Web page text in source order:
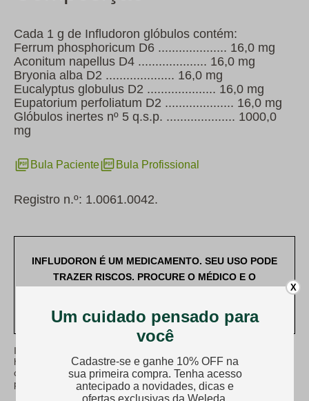
Cada 1 g de Infludoron glóbulos contém:
Ferrum phosphoricum D6 .................... 16,0 mg
Aconitum napellus D4 .................... 16,0 mg
Bryonia alba D2 .................... 16,0 mg
Eucalyptus globulus D2 .................... 16,0 mg
Eupatorium perfoliatum D2 .................... 16,0 mg
Glóbulos inertes nº 5 q.s.p. .................... 1000,0
mg
Bula Paciente Bula Profissional
Registro n.º: 1.0061.0042.
INFLUDORON É UM MEDICAMENTO. SEU USO PODE
TRAZER RISCOS. PROCURE O MÉDICO E O
SINTOMAS, O MÉDICO DEVERÁ SER CONSULTADO.
Infludoron é contraindicado para pessoas com
hipersensibilidade aos componentes da fórmula. Vide bula. Siga
corretamente o modo de usar, não desaparecendo os sintomas
procure orientação de um profissional de saúde.
X